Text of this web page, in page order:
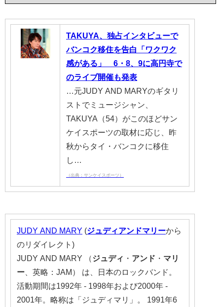
TAKUYA、独占インタビューで
バンコク移住を告白「ワクワク
感がある」 6・8、9に高円寺で
のライブ開催も発表
…元JUDY AND MARYのギタリ
ストでミュージシャン、
TAKUYA（54）がこのほどサン
ケイスポーツの取材に応じ、昨
秋からタイ・バンコクに移住
し…
（出典：サンケイスポーツ）
JUDY AND MARY (ジュディアンドマリーから
のリダイレクト)
JUDY AND MARY （ジュディ ・ アンド ・ マリ
ー 、英略：JAM） は、日本のロックバンド。
活動期間は1992年 - 1998年および2000年 -
2001年。略称は「ジュディマリ」。 1991年6